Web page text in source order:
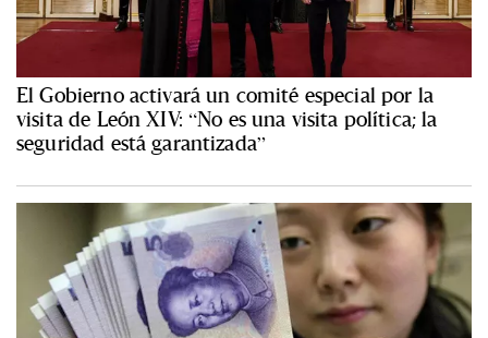
El Gobierno activará un comité especial por la
visita de León XIV: “No es una visita política; la
seguridad está garantizada”